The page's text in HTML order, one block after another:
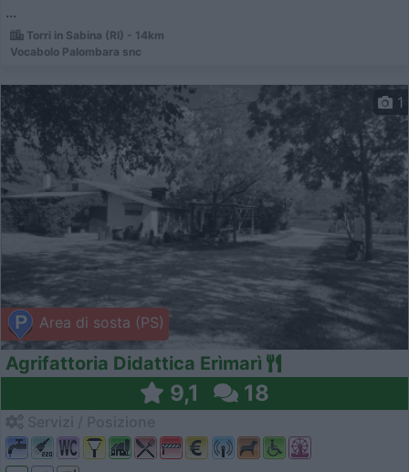
...
Torri in Sabina (RI) - 14km
Vocabolo Palombara snc
Area di sosta (PS)
1
Agrifattoria Didattica Erìmarì
9,1 18